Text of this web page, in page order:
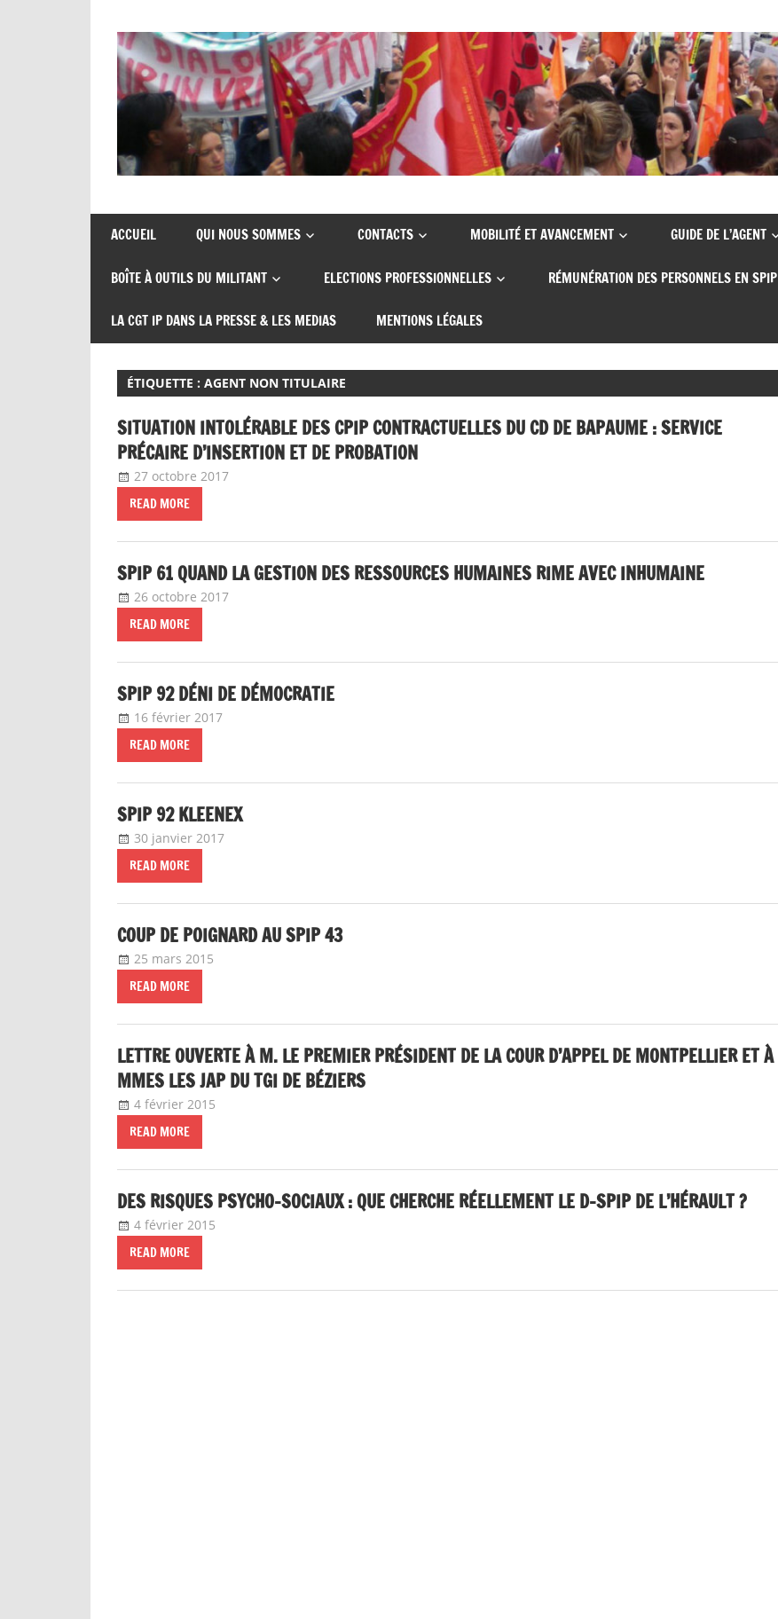
content
CGT
insertion
probation
de
syndicats
insertion
ACCUEIL QUI NOUS SOMMES CONTACTS MOBILITÉ ET AVANCEMENT GUIDE DE L’AGENT
BOÎTE À OUTILS DU MILITANT ELECTIONS PROFESSIONNELLES RÉMUNÉRATION DES PERSONNELS EN SPIP
LA CGT IP DANS LA PRESSE & LES MEDIAS MENTIONS LÉGALES
ÉTIQUETTE :AGENT NON TITULAIRE
SITUATION INTOLÉRABLE DES CPIP CONTRACTUELLES DU CD DE BAPAUME : SERVICE
PRÉCAIRE D’INSERTION ET DE PROBATION
27 octobre 2017
READ MORE
SPIP 61 QUAND LA GESTION DES RESSOURCES HUMAINES RIME AVEC INHUMAINE
26 octobre 2017
READ MORE
SPIP 92 DÉNI DE DÉMOCRATIE
16 février 2017
READ MORE
SPIP 92 KLEENEX
30 janvier 2017
READ MORE
COUP DE POIGNARD AU SPIP 43
25 mars 2015
READ MORE
LETTRE OUVERTE À M. LE PREMIER PRÉSIDENT DE LA COUR D’APPEL DE MONTPELLIER ET À
MMES LES JAP DU TGI DE BÉZIERS
4 février 2015
READ MORE
DES RISQUES PSYCHO-SOCIAUX : QUE CHERCHE RÉELLEMENT LE D-SPIP DE L’HÉRAULT ?
4 février 2015
READ MORE